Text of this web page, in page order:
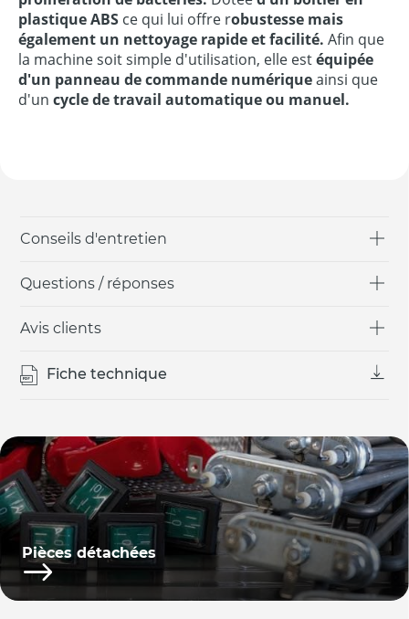
Conseils d'entretien
Questions / réponses
Avis clients
Fiche technique
Pièces détachées
plastique ABS ce qui lui offre robustesse mais
également un nettoyage rapide et facilité. Afin que
la machine soit simple d'utilisation, elle estéquipée
d'un panneau de commande numériqueainsi que
d'un cycle de travail automatique ou manuel.